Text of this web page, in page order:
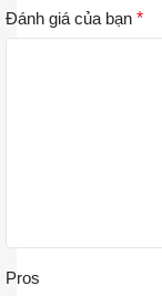
Đánh giá của bạn *
Pros